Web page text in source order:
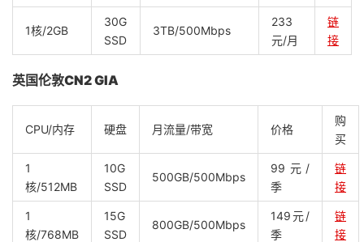
1核/2GB
30G
SSD
3TB/500Mbps
233
元/月
链
接
英国伦敦CN2 GIA
CPU/内存 硬盘 月流量/带宽 价格
购
买
1
核/512MB
10G
SSD
500GB/500Mbps
99元/
季
链
接
1
核/768MB
15G
SSD
800GB/500Mbps
149元/
季
链
接